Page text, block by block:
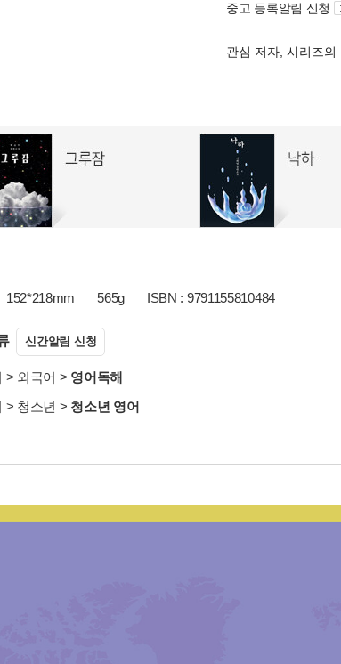
중고 등록알림 신청
관심 저자, 시리즈의
152*218mm 565g ISBN : 9791155810484
신간알림 신청
> 외국어 > 영어독해
> 청소년 > 청소년 영어